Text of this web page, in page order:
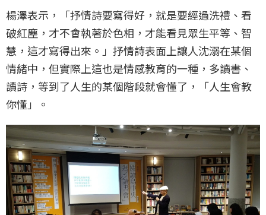
楊澤表示，「抒情詩要寫得好，就是要經過洗禮、看
破紅塵，才不會執著於色相，才能看見眾生平等、智
慧，這才寫得出來。」抒情詩表面上讓人沈溺在某個
情緒中，但實際上這也是情感教育的一種，多讀書、
讀詩，等到了人生的某個階段就會懂了，「人生會教
你懂」。